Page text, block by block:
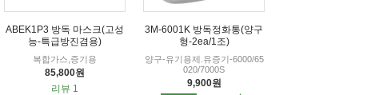
ABEK1P3 방독 마스크(고성
능-특급방진겸용)
복합가스,증기용
85,800원
리뷰 1
3M-6001K 방독정화통(양구
형-2ea/1조)
양구-유기용제.유증기-6000/65
020/7000S
9,900원